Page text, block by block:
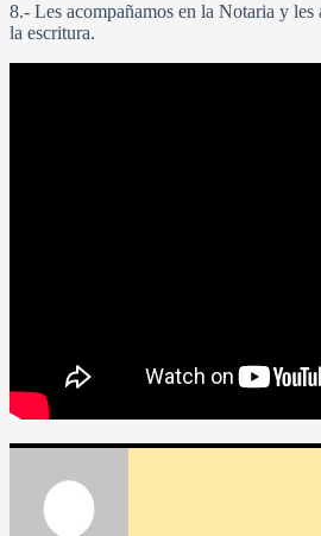
8.- Les acompañamos en la Notaria y les
la escritura.